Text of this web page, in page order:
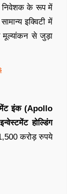
निवेशक के रूप में
इक्विटी में
मूल्यांकन से जुड़ा
इंक (Apollo
होल्डिंग
करोड़ रुपये